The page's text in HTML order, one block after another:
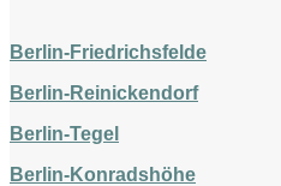
Berlin-Friedrichsfelde
Berlin-Reinickendorf
Berlin-Tegel
Berlin-Konradshöhe